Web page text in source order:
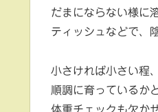
だまにならない様に
ティッシュなどで、
小さければ小さい程
順調に育っているか
体重チェックも欠か